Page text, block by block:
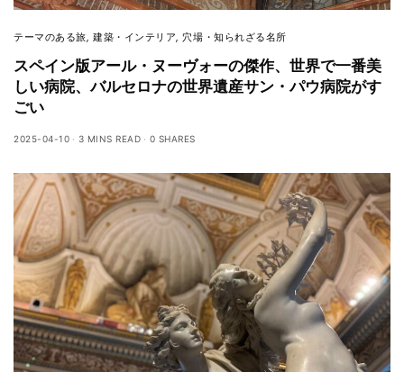
テーマのある旅, 建築・インテリア,穴場・知られざる名所
スペイン版アール・ヌーヴォーの傑作、世界で一番美
しい病院、バルセロナの世界遺産サン・パウ病院がす
ごい
2025-04-10 3 MINS READ 0 SHARES